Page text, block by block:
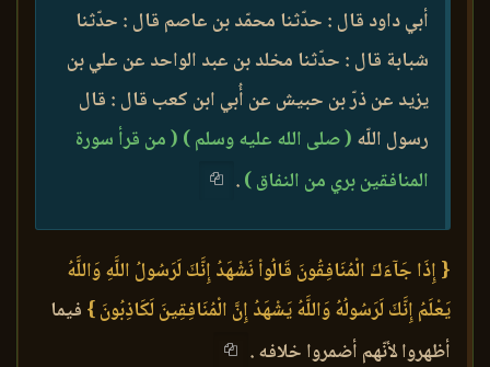
أبي داود قال : حدّثنا محمّد بن عاصم قال : حدّثنا
شبابة قال : حدّثنا مخلد بن عبد الواحد عن علي بن
يزيد عن ذرّ بن حبيش عن أُبي ابن كعب قال : قال
رسول اللّه ( صلى الله عليه وسلم ) ( من قرأ سورة
المنافقين بري من النفاق ).
{ إِذَا جَآءَكَ الْمُنَافِقُونَ قَالُواْ نَشْهَدُ إِنَّكَ لَرَسُولُ اللَّهِ وَاللَّهُ
يَعْلَمُ إِنَّكَ لَرَسُولُهُ وَاللَّهُ يَشْهَدُ إِنَّ الْمُنَافِقِينَ لَكَاذِبُونَ } فيما
أظهروا لأنّهم أضمروا خلافه .